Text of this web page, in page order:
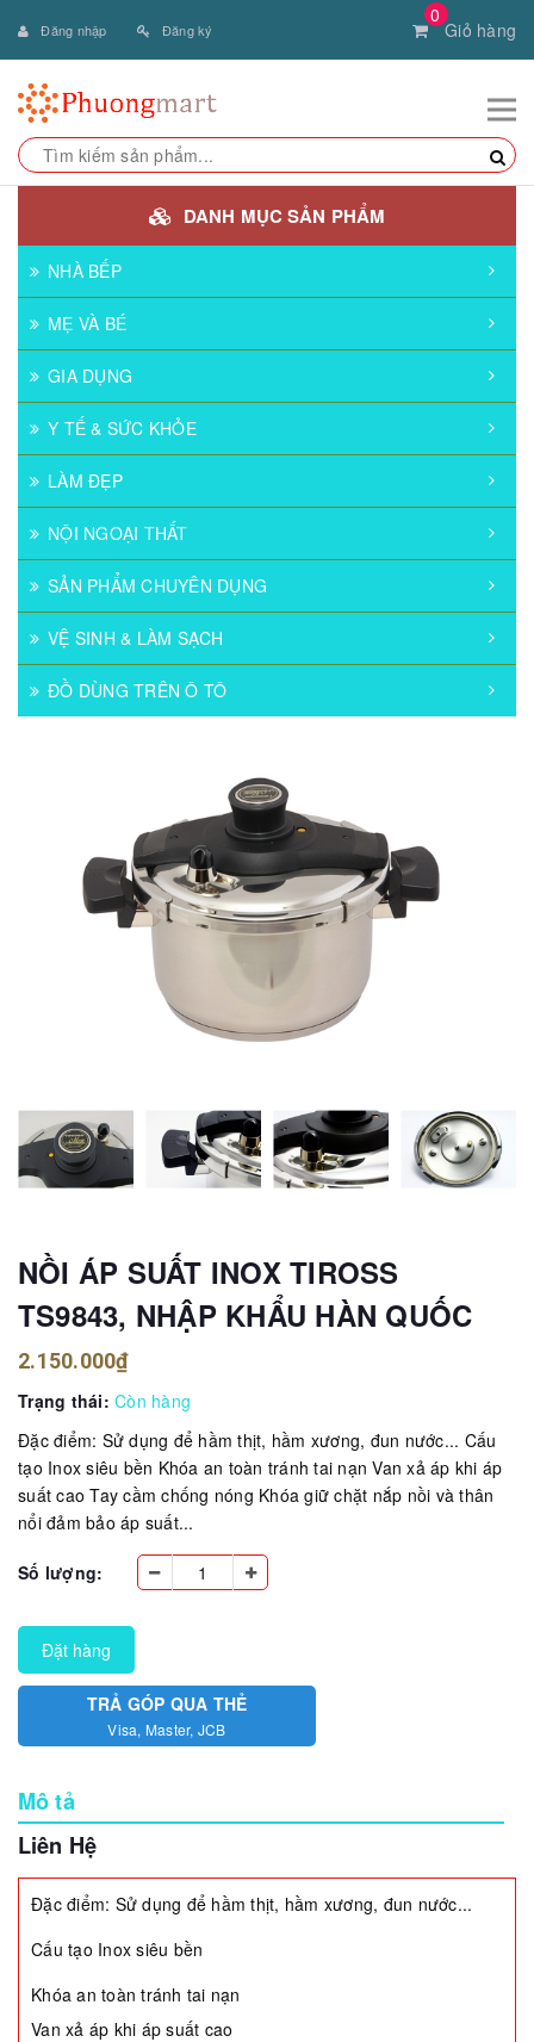
0
Giỏ hàng
Đăng nhập Đăng ký
DANH MỤC SẢN PHẨM
NHÀ BẾP
MẸ VÀ BÉ
GIA DỤNG
Y TẾ & SỨC KHỎE
LÀM ĐẸP
NỘI NGOẠI THẤT
SẢN PHẨM CHUYÊN DỤNG
VỆ SINH & LÀM SẠCH
ĐỒ DÙNG TRÊN Ô TÔ
NỒI ÁP SUẤT INOX TIROSS
TS9843, NHẬP KHẨU HÀN QUỐC
2.150.000₫
Trạng thái: Còn hàng
Đặc điểm: Sử dụng để hầm thịt, hầm xương, đun nước... Cấu
tạo Inox siêu bền Khóa an toàn tránh tai nạn Van xả áp khi áp
suất cao Tay cầm chống nóng Khóa giữ chặt nắp nồi và thân
nổi đảm bảo áp suất...
Số lượng:
Đặt hàng
TRẢ GÓP QUA THẺ
Visa, Master, JCB
Mô tả
Liên Hệ
Đặc điểm: Sử dụng để hầm thịt, hầm xương, đun nước...
Cấu tạo Inox siêu bền
Khóa an toàn tránh tai nạn
Van xả áp khi áp suất cao